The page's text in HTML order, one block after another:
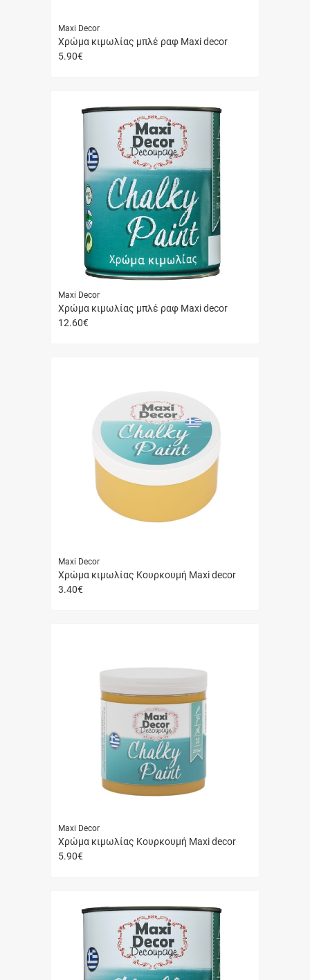
Maxi Decor
Χρώμα κιμωλίας μπλέ ραφ Maxi decor
5.90€
Maxi Decor
Χρώμα κιμωλίας μπλέ ραφ Maxi decor
12.60€
Maxi Decor
Χρώμα κιμωλίας Κουρκουμή Maxi decor
3.40€
Maxi Decor
Χρώμα κιμωλίας Κουρκουμή Maxi decor
5.90€